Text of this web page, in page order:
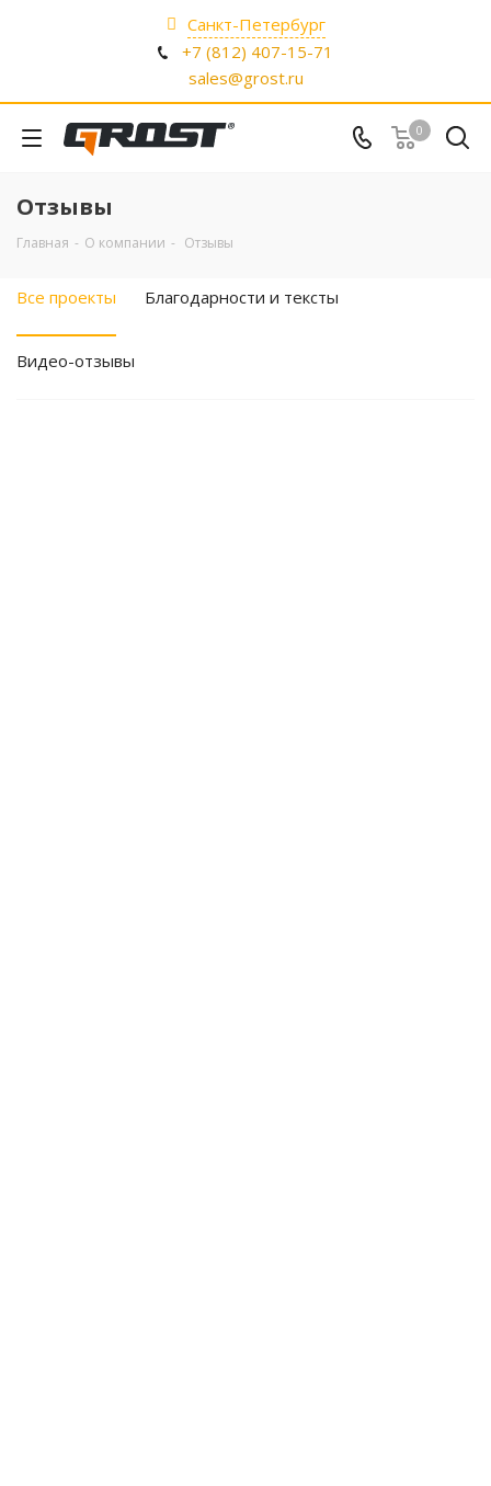
Санкт-Петербург
+7 (812) 407-15-71
sales@grost.ru
0
Отзывы
Главная - О компании - Отзывы
Все проекты Благодарности и тексты
Видео-отзывы